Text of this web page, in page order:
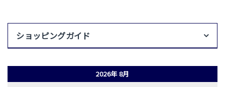
ショッピングガイド
2026年 8月